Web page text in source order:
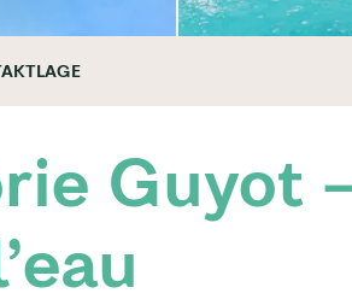
LAGE
Guyot